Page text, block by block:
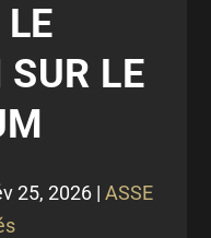
SUR LE
25, 2026| ASSE